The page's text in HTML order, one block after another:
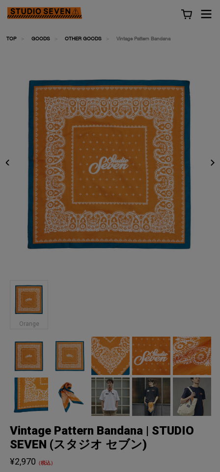
TOP GOODS OTHER GOODS Vintage Pattern Bandana
Orange
Vintage Pattern Bandana | STUDIO
SEVEN (スタジオ セブン)
¥2,970 （税込）